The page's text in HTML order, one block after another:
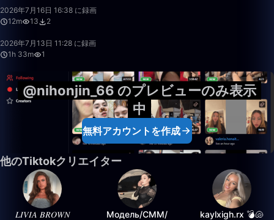
2026年7月16日 16:38 に録画
12m
13 2
2026年7月13日 11:28 に録画
1h 33m
1
@nihonjin_66 のプレビューのみ表示
中
無料アカウントを作成
他のTiktokクリエイター
𝐿𝐼𝑉𝐼𝐴 𝐵𝑅𝑂𝑊𝑁
Модель/СММ/
kaylxigh.rx 💣🐚